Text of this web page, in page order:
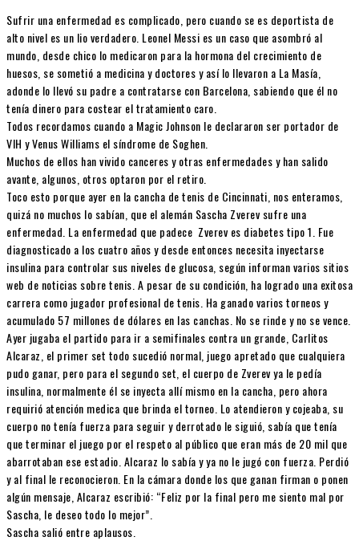
Sufrir una enfermedad es complicado, pero cuando se es deportista de
alto nivel es un lio verdadero. Leonel Messi es un caso que asombró al
mundo, desde chico lo medicaron para la hormona del crecimiento de
huesos, se sometió a medicina y doctores y así lo llevaron a La Masía,
adonde lo llevó su padre a contratarse con Barcelona, sabiendo que él no
tenía dinero para costear el tratamiento caro.
Todos recordamos cuando a Magic Johnson le declararon ser portador de
VIH y Venus Williams el síndrome de Soghen.
Muchos de ellos han vivido canceres y otras enfermedades y han salido
avante, algunos, otros optaron por el retiro.
Toco esto porque ayer en la cancha de tenis de Cincinnati, nos enteramos,
quizá no muchos lo sabían, que el alemán Sascha Zverev sufre una
enfermedad. La enfermedad que padece Zverev es diabetes tipo 1. Fue
diagnosticado a los cuatro años y desde entonces necesita inyectarse
insulina para controlar sus niveles de glucosa, según informan varios sitios
web de noticias sobre tenis. A pesar de su condición, ha logrado una exitosa
carrera como jugador profesional de tenis. Ha ganado varios torneos y
acumulado 57 millones de dólares en las canchas. No se rinde y no se vence.
Ayer jugaba el partido para ir a semifinales contra un grande, Carlitos
Alcaraz, el primer set todo sucedió normal, juego apretado que cualquiera
pudo ganar, pero para el segundo set, el cuerpo de Zverev ya le pedía
insulina, normalmente él se inyecta allí mismo en la cancha, pero ahora
requirió atención medica que brinda el torneo. Lo atendieron y cojeaba, su
cuerpo no tenía fuerza para seguir y derrotado le siguió, sabía que tenía
que terminar el juego por el respeto al público que eran más de 20 mil que
abarrotaban ese estadio. Alcaraz lo sabía y ya no le jugó con fuerza. Perdió
y al final le reconocieron. En la cámara donde los que ganan firman o ponen
algún mensaje, Alcaraz escribió: “Feliz por la final pero me siento mal por
Sascha, le deseo todo lo mejor”.
Sascha salió entre aplausos.